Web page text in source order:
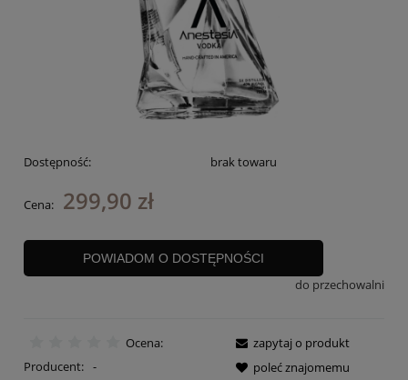
Dostępność: brak towaru
Cena: 299,90 zł
POWIADOM O DOSTĘPNOŚCI
do przechowalni
Ocena:
Producent: -
zapytaj o produkt
poleć znajomemu